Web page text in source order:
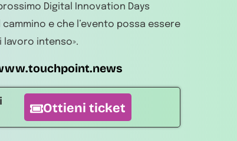
Digital Innovation Days
e che l’evento possa essere
lavoro intenso».
Ottieni ticket